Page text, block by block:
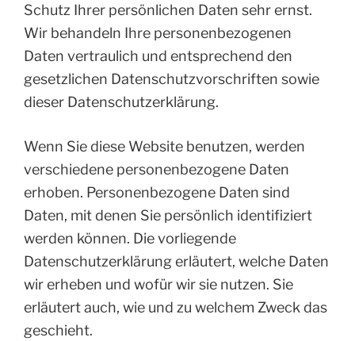
Schutz Ihrer persönlichen Daten sehr ernst.
Wir behandeln Ihre personenbezogenen
Daten vertraulich und entsprechend den
gesetzlichen Datenschutzvorschriften sowie
dieser Datenschutzerklärung.
Wenn Sie diese Website benutzen, werden
verschiedene personenbezogene Daten
erhoben. Personenbezogene Daten sind
Daten, mit denen Sie persönlich identifiziert
werden können. Die vorliegende
Datenschutzerklärung erläutert, welche Daten
wir erheben und wofür wir sie nutzen. Sie
erläutert auch, wie und zu welchem Zweck das
geschieht.